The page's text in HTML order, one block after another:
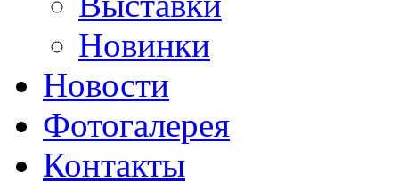
Новинки
Новости
Фотогалерея
Контакты